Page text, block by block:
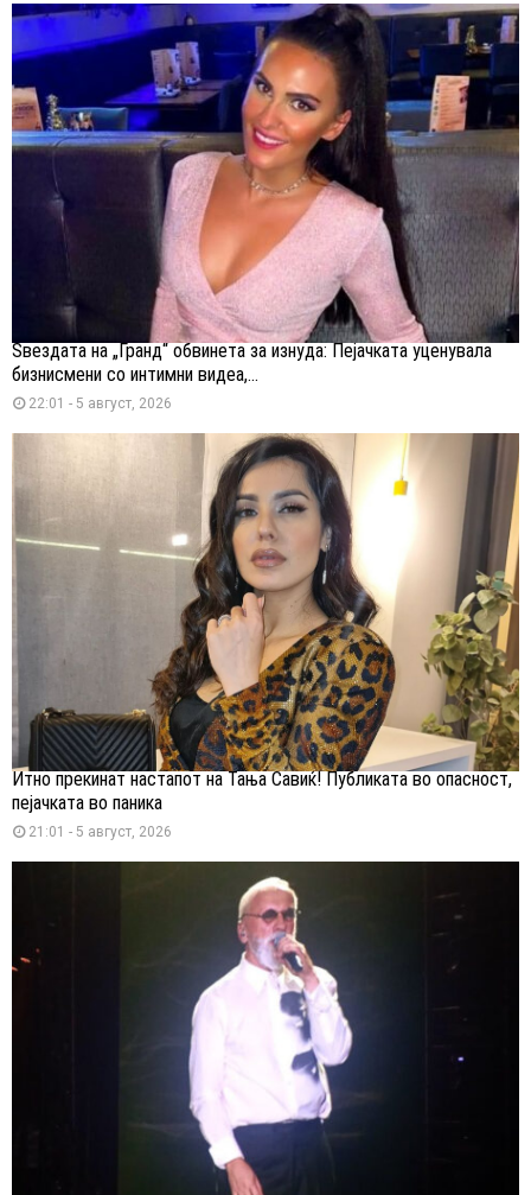
Ѕвездата на „Гранд“ обвинета за изнуда: Пејачката уценувала
бизнисмени со интимни видеа,...
22:01 - 5 август, 2026
Итно прекинат настапот на Тања Савиќ! Публиката во опасност,
пејачката во паника
21:01 - 5 август, 2026